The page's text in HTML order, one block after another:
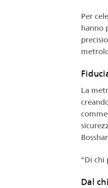
Per
hanno
La
"Di chi
Dal